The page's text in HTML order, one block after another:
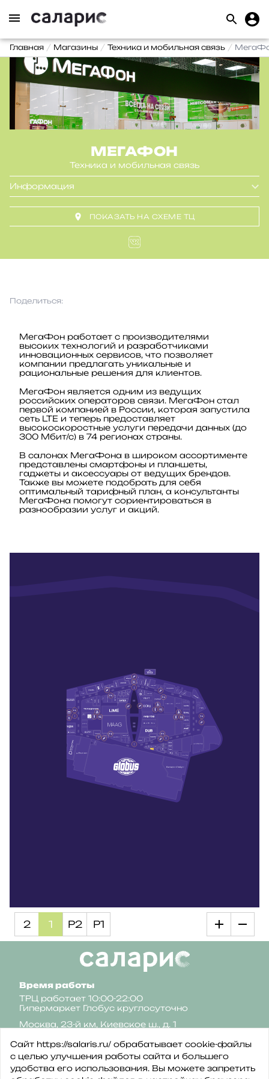
Главная Магазины Техника и мобильная связь
МЕГАФОН
Техника и мобильная связь
Информация
ПОКАЗАТЬ НА СХЕМЕ ТЦ
Поделиться:
МегаФон работает с производителями
высоких технологий и разработчиками
инновационных сервисов, что позволяет
компании предлагать уникальные и
рациональные решения для клиентов.
МегаФон является одним из ведущих
российских операторов связи. МегаФон стал
первой компанией в России, которая запустила
сеть LTE и теперь предоставляет
высокоскоростные услуги передачи данных (до
300 Мбит/с) в 74 регионах страны.
В салонах МегаФона в широком ассортименте
представлены смартфоны и планшеты,
гаджеты и аксессуары от ведущих брендов.
Также вы можете подобрать для себя
оптимальный тарифный план, а консультанты
МегаФона помогут сориентироваться в
разнообразии услуг и акций.
2 1 Р2 Р1
Время работы
ТРЦ работает 10:00-22:00
Гипермаркет Глобус круглосуточно
Москва, 23-й км, Киевское ш., д. 1
Сайт https://salaris.ru/ обрабатывает cookie-файлы
с целью улучшения работы сайта и большего
удобства его использования. Вы можете запретить